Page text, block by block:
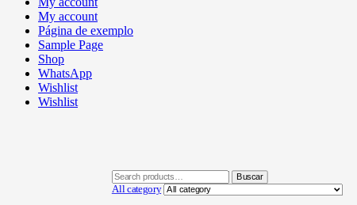
My account
Página de exemplo
Sample Page
Shop
WhatsApp
Wishlist
Wishlist
Buscar
All category